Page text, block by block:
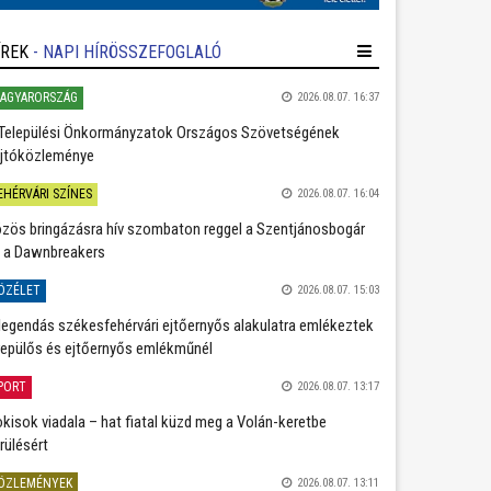
- NAPI HÍRÖSSZEFOGLALÓ
2026.08.07. 16:37
Önkormányzatok Országos Szövetségének
SZÍNES 2026.08.07. 16:04
bringázásra hív szombaton reggel a Szentjánosbogár
Dawnbreakers
2026.08.07. 15:03
székesfehérvári ejtőernyős alakulatra emlékeztek
és ejtőernyős emlékműnél
2026.08.07. 13:17
viadala – hat fiatal küzd meg a Volán-keretbe
2026.08.07. 13:11